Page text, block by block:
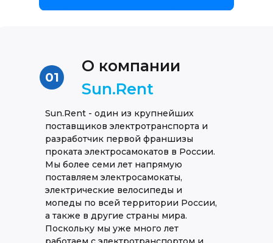
О компании
Sun.Rent
Sun.Rent - один из крупнейших
поставщиков электротранспорта и
разработчик первой франшизы
проката электросамокатов в России.
Мы более семи лет напрямую
поставляем электросамокаты,
электрические велосипеды и
мопеды по всей территории России,
а также в другие страны мира.
Поскольку мы уже много лет
01